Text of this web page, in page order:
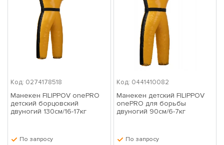
Код: 0274178518
Манекен FILIPPOV onePRO
детский борцовский
двуногий 130см/16-17кг
По запросу
Код: 0441410082
Манекен детский FILIPPOV
onePRO для борьбы
двуногий 90см/6-7кг
По запросу